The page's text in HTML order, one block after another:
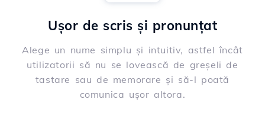
Ușor de scris și pronunțat
Alege un nume simplu și intuitiv, astfel încât
utilizatorii să nu se lovească de greșeli de
tastare sau de memorare și să-l poată
comunica ușor altora.